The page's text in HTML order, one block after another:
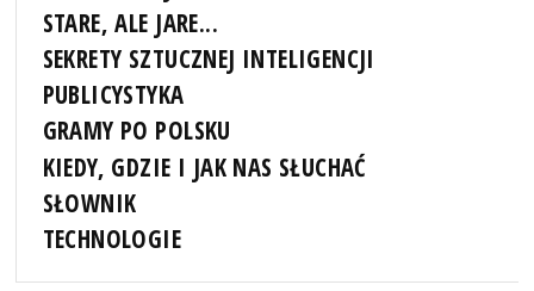
STARE, ALE JARE...
SEKRETY SZTUCZNEJ INTELIGENCJI
PUBLICYSTYKA
GRAMY PO POLSKU
KIEDY, GDZIE I JAK NAS SŁUCHAĆ
SŁOWNIK
TECHNOLOGIE